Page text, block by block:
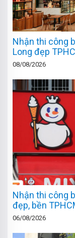
Nhận thi công
Long đẹp
08/08/2026
Nhận thi công
đẹp, bền
06/08/2026